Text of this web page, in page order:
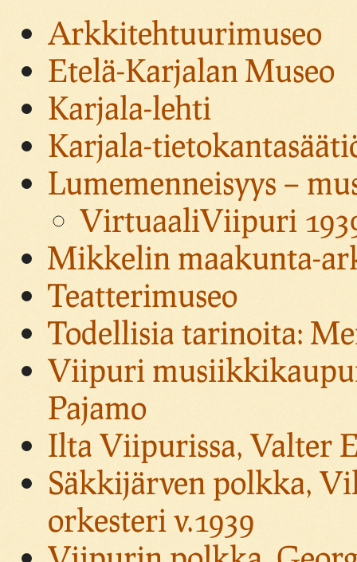
Arkkitehtuurimuseo
Etelä-Karjalan Museo
Karjala-lehti
Karjala-
Lumemenneisyys –
VirtuaaliViipuri
Mikkelin maakunta-
Teatterimuseo
Todellisia tarinoita:
Viipuri
Pajamo
Ilta Viipurissa, Valter
Säkkijärven polkka,
orkesteri v.1939